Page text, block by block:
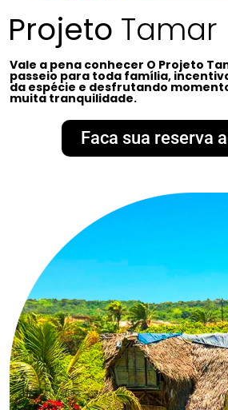
Projeto Tamar
Vale a pena conhecer O Projeto
passeio para toda família,
da espécie e desfrutando
muita tranquilidade.
Faca sua reserva